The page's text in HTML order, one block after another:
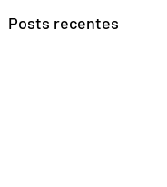
Posts recentes